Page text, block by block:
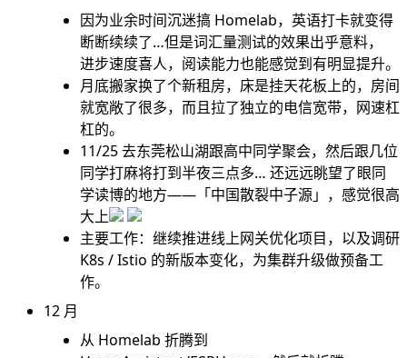
因为业余时间沉迷搞 Homelab，英语打卡就变得
断断续续了…但是词汇量测试的效果出乎意料，
进步速度喜人，阅读能力也能感觉到有明显提升。
月底搬家换了个新租房，床是挂天花板上的，房间
就宽敞了很多，而且拉了独立的电信宽带，网速杠
杠的。
11/25 去东莞松山湖跟高中同学聚会，然后跟几位
同学打麻将打到半夜三点多… 还远远眺望了眼同
学读博的地方——「中国散裂中子源」，感觉很高
大上
主要工作：继续推进线上网关优化项目，以及调研
K8s / Istio 的新版本变化，为集群升级做预备工
作。
12 月
从 Homelab 折腾到